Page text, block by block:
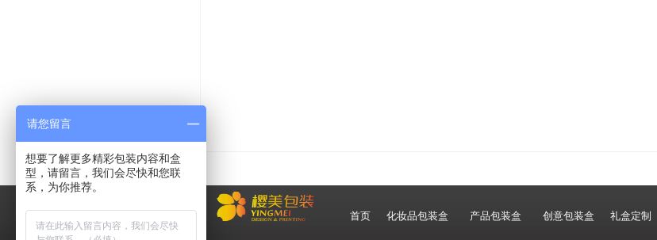
化
首页 化妆品包装盒 产品包装盒 创意包装盒 礼盒定制
请您留言
想要了解更多精彩包装内容和盒
型，请留言，我们会尽快和您联
系，为你推荐。